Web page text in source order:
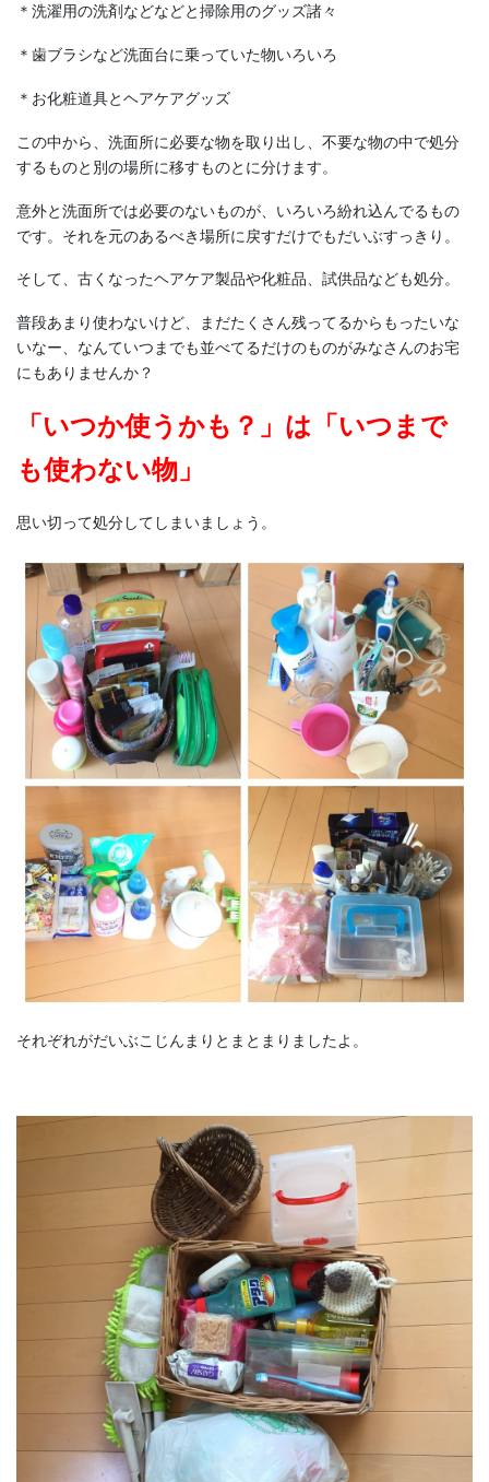
＊洗濯用の洗剤などなどと掃除用のグッズ諸々
＊歯ブラシなど洗面台に乗っていた物いろいろ
＊お化粧道具とヘアケアグッズ
この中から、洗面所に必要な物を取り出し、不要な物の中で処分
するものと別の場所に移すものとに分けます。
意外と洗面所では必要のないものが、いろいろ紛れ込んでるもの
です。それを元のあるべき場所に戻すだけでもだいぶすっきり。
そして、古くなったヘアケア製品や化粧品、試供品なども処分。
普段あまり使わないけど、まだたくさん残ってるからもったいな
いなー、なんていつまでも並べてるだけのものがみなさんのお宅
にもありませんか？
「いつか使うかも？」は「いつまで
も使わない物」
思い切って処分してしまいましょう。
それぞれがだいぶこじんまりとまとまりましたよ。